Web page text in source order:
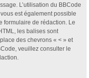
L’utilisation du BBCode
est également possible
formulaire de rédaction. Le
les balises sont
des chevrons « < » et
veuillez consulter le